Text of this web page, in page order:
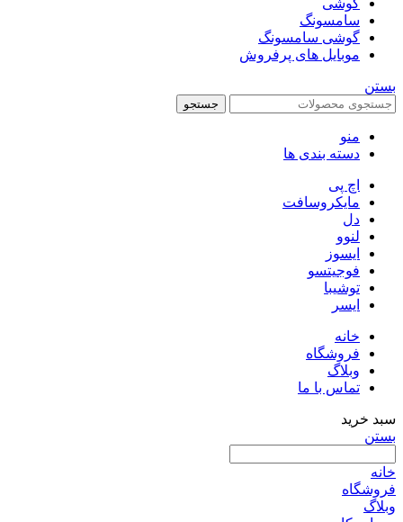
گوشی
سامسونگ
گوشی سامسونگ
موبایل های پرفروش
بستن
جستجو
منو
دسته بندی ها
اچ پی
مایکروسافت
دل
لنوو
ایسوز
فوجیتسو
توشیبا
ایسر
خانه
فروشگاه
وبلاگ
تماس با ما
سبد خرید
بستن
خانه
فروشگاه
وبلاگ